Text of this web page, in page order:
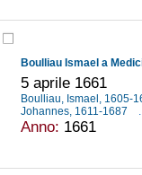
Boulliau Ismael a
5 aprile 1661
Boulliau, Ismael, 1605-
Johannes, 1611-1687
Anno: 1661